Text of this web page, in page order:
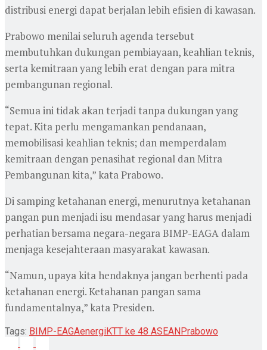
distribusi energi dapat berjalan lebih efisien di kawasan.
Prabowo menilai seluruh agenda tersebut
membutuhkan dukungan pembiayaan, keahlian teknis,
serta kemitraan yang lebih erat dengan para mitra
pembangunan regional.
“Semua ini tidak akan terjadi tanpa dukungan yang
tepat. Kita perlu mengamankan pendanaan,
memobilisasi keahlian teknis; dan memperdalam
kemitraan dengan penasihat regional dan Mitra
Pembangunan kita,” kata Prabowo.
Di samping ketahanan energi, menurutnya ketahanan
pangan pun menjadi isu mendasar yang harus menjadi
perhatian bersama negara-negara BIMP-EAGA dalam
menjaga kesejahteraan masyarakat kawasan.
“Namun, upaya kita hendaknya jangan berhenti pada
ketahanan energi. Ketahanan pangan sama
fundamentalnya,” kata Presiden.
Tags: BIMP-EAGAenergiKTT ke 48 ASEANPrabowo